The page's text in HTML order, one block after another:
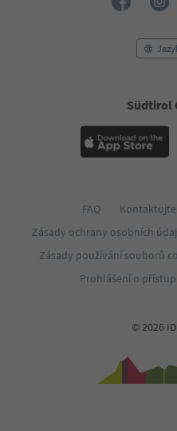
Südtirol
FAQ Kontaktujte
Zásady ochrany osobních
Zásady používání souborů
Prohlášení o
© 2026